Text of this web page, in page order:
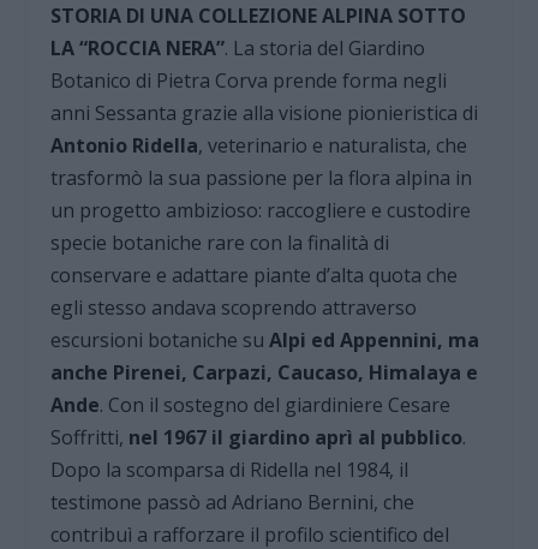
STORIA DI UNA COLLEZIONE ALPINA SOTTO
LA “ROCCIA NERA”. La storia del Giardino
Botanico di Pietra Corva prende forma negli
anni Sessanta grazie alla visione pionieristica di
Antonio Ridella, veterinario e naturalista, che
trasformò la sua passione per la flora alpina in
un progetto ambizioso: raccogliere e custodire
specie botaniche rare con la finalità di
conservare e adattare piante d’alta quota che
egli stesso andava scoprendo attraverso
escursioni botaniche suAlpi ed Appennini, ma
anche Pirenei, Carpazi, Caucaso, Himalaya e
Ande. Con il sostegno del giardiniere Cesare
Soffritti, nel 1967 il giardino aprì al pubblico.
Dopo la scomparsa di Ridella nel 1984, il
testimone passò ad Adriano Bernini, che
contribuì a rafforzare il profilo scientifico del